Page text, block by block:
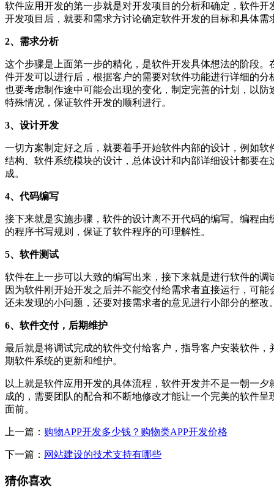
软件应用开发的第一步就是对开发项目的分析和确定，软件开
开发项目后，就要和需求方讨论确定软件开发的目标和具体需
2、需求分析
这个步骤是上面第一步的精化，是软件开发具体想法的阶段。
件开发可以进行后，根据客户的需要对软件功能进行详细的分
也要考虑制作途中可能会出现的变化，制定完善的计划，以防
特殊情况，保证软件开发的顺利进行。
3、设计开发
一切方案制定好之后，就要着手开始软件内部的设计，例如软
结构、软件系统模块的设计，总体设计和内部详细设计都要在
成。
4、代码编写
接下来就是实施步骤，软件的设计离不开代码的编写。编程由
的程序书写规则，保证了软件程序的可理解性。
5、软件测试
软件在上一步可以大致的编写出来，接下来就是进行软件的调
因为软件刚开始开发之后并不能交付给需求者直接运行，可能
还未发现的小问题，还要对接需求者的意见进行小部分的整改
6、软件交付，后期维护
最后就是将调试完成的软件交付给客户，指导客户安装软件，
期软件系统的更新和维护。
以上就是软件应用开发的具体流程，软件开发并不是一朝一夕
成的，需要团队的配合和不断地修改才能让一个完美的软件呈
面前。
上一篇： 购物APP开发多少钱？购物类APP开发价格
下一篇： 网站建设的技术支持有哪些
猜你喜欢